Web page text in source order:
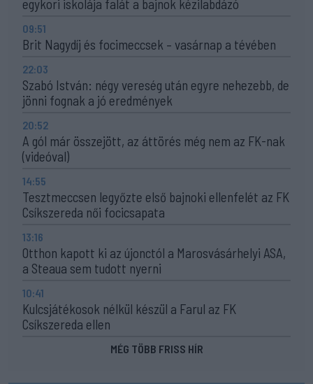
egykori iskolája falát a bajnok kézilabdázó
09:51
Brit Nagydíj és focimeccsek – vasárnap a tévében
22:03
Szabó István: négy vereség után egyre nehezebb, de
jönni fognak a jó eredmények
20:52
A gól már összejött, az áttörés még nem az FK-nak
(videóval)
14:55
Tesztmeccsen legyőzte első bajnoki ellenfelét az FK
Csíkszereda női focicsapata
13:16
Otthon kapott ki az újonctól a Marosvásárhelyi ASA,
a Steaua sem tudott nyerni
10:41
Kulcsjátékosok nélkül készül a Farul az FK
Csíkszereda ellen
MÉG TÖBB FRISS HÍR